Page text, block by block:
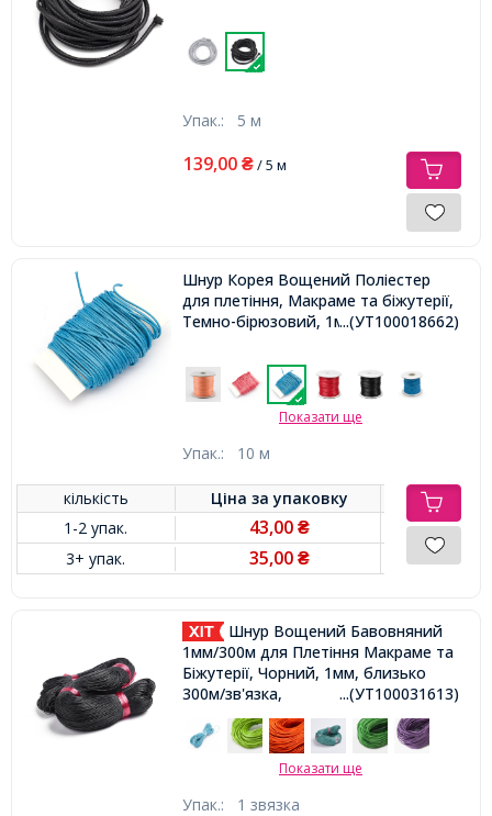
Упак.: 5 м
139,00 ₴/ 5 м
Шнур Корея Вощений Поліестер
для плетіння, Макраме та біжутерії,
Темно-бірюзовий, 1мм,...(УТ100018662)
Показати ще
Упак.: 10 м
кількість Ціна заупаковку
1-2 упак.
43,00₴
3+ упак. 35,00₴
Шнур Вощений Бавовняний
1мм/300м для Плетіння Макраме та
Біжутерії, Чорний, 1мм, близько
300м/зв'язка,
...(УТ100031613)
Показати ще
Упак.: 1 звязка